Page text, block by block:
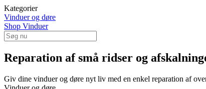
Kategorier
Vinduer og døre
Shop Vinduer
Reparation af små ridser og
Giv dine vinduer og døre nyt liv med en enkel reparation af